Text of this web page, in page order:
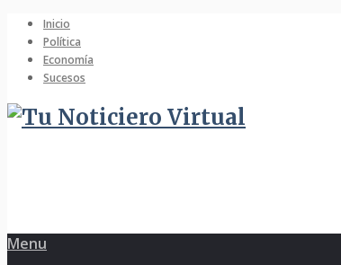
Inicio
Política
Economía
Sucesos
Menu